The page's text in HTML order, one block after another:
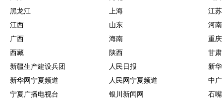
黑龙江
上海
江苏
江西
山东
河南
广西
海南
重庆
西藏
陕西
甘肃
新疆生产建设兵团
人民日报
新
新华网宁夏频道
人民网宁夏频道
中
宁夏广播电视台
银川新闻网
石